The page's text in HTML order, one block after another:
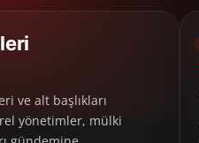
ve alt başlıkları
yönetimler, mülki